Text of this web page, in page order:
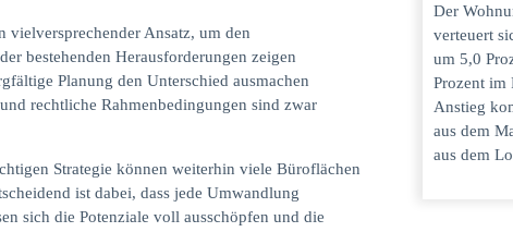
Ansatz, um den
bestehenden Herausforderungen zeigen
Planung den Unterschied ausmachen
rechtliche Rahmenbedingungen sind zwar
Strategie können weiterhin viele Büroflächen
ist dabei, dass jede Umwandlung
sich die Potenziale voll ausschöpfen und die
Der
verteuert
um 5,0
Prozent im
Anstieg
aus dem
aus dem